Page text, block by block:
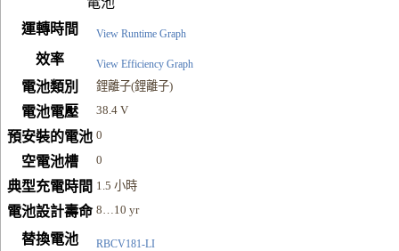
運轉時間
View Runtime Graph
效率 View Efficiency Graph
電池類別 鋰離子(鋰離子)
電池電壓 38.4 V
預安裝的電池 0
空電池槽 0
典型充電時間 1.5 小時
電池設計壽命 8…10 yr
替換電池 RBCV181-LI